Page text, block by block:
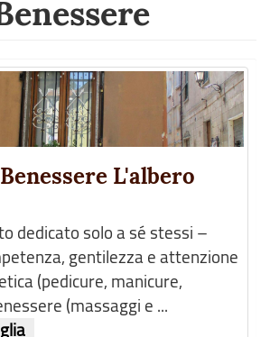
L'albero
dedicato solo a sé stessi –
gentilezza e attenzione
(pedicure, manicure,
(massaggi e ...